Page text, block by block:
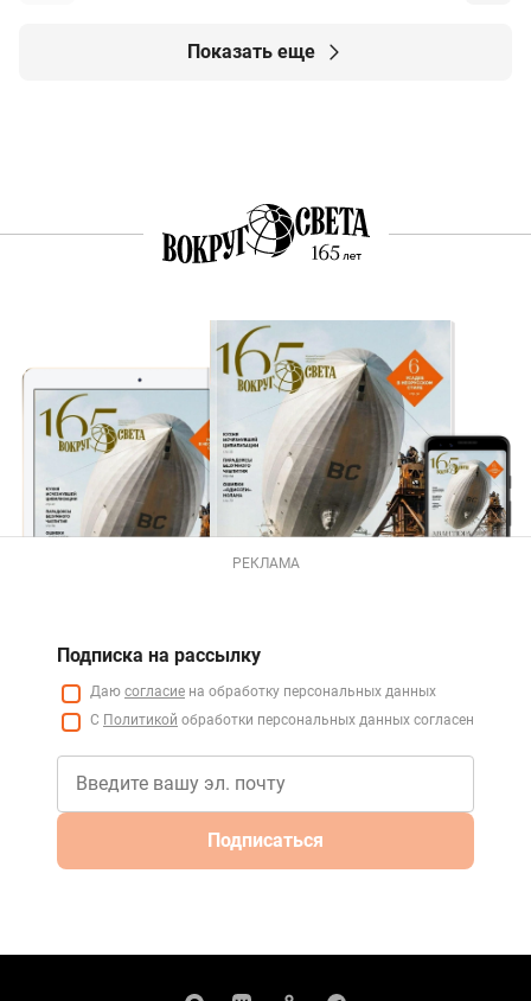
Показать еще
РЕКЛАМА
Подписка на рассылку
Даю согласие на обработку персональных данных
С Политикой обработки персональных данных согласен
Подписаться